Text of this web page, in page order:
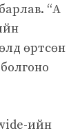
“А
өртсөн
болгоно
ийн